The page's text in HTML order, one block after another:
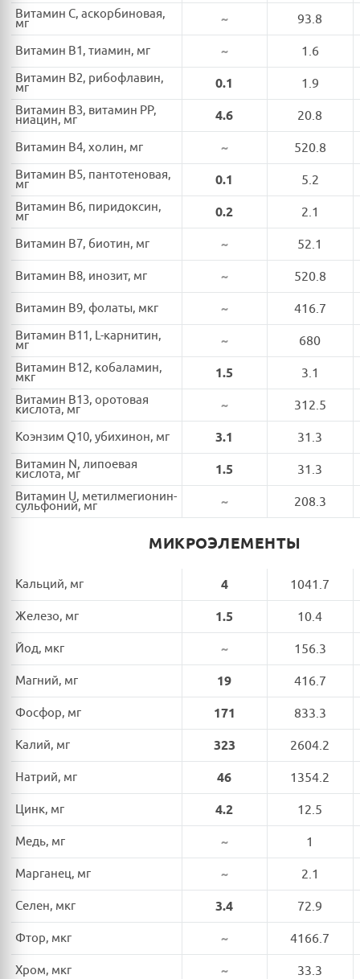
Витамин C, аскорбиновая,
мг ~ 93.8
Витамин B1, тиамин, мг ~ 1.6
Витамин B2, рибофлавин,
мг 0.1 1.9
Витамин B3, витамин PP,
ниацин, мг 4.6 20.8
Витамин B4, холин, мг ~ 520.8
Витамин B5, пантотеновая,
мг 0.1 5.2
Витамин B6, пиридоксин,
мг 0.2 2.1
Витамин B7, биотин, мг ~ 52.1
Витамин B8, инозит, мг ~ 520.8
Витамин B9, фолаты, мкг ~ 416.7
Витамин B11, L-карнитин,
мг ~ 680
Витамин B12, кобаламин,
мкг 1.5 3.1
Витамин B13, оротовая
кислота, мг ~ 312.5
Коэнзим Q10, убихинон, мг 3.1 31.3
Витамин N, липоевая
кислота, мг 1.5 31.3
Витамин U, метилмегионин-
сульфоний, мг ~ 208.3
МИКРОЭЛЕМЕНТЫ
Кальций, мг 4 1041.7
Железо, мг 1.5 10.4
Йод, мкг ~ 156.3
Магний, мг 19 416.7
Фосфор, мг 171 833.3
Калий, мг 323 2604.2
Натрий, мг 46 1354.2
Цинк, мг 4.2 12.5
Медь, мг ~ 1
Марганец, мг ~ 2.1
Селен, мкг 3.4 72.9
Фтор, мкг ~ 4166.7
Хром, мкг ~ 33.3